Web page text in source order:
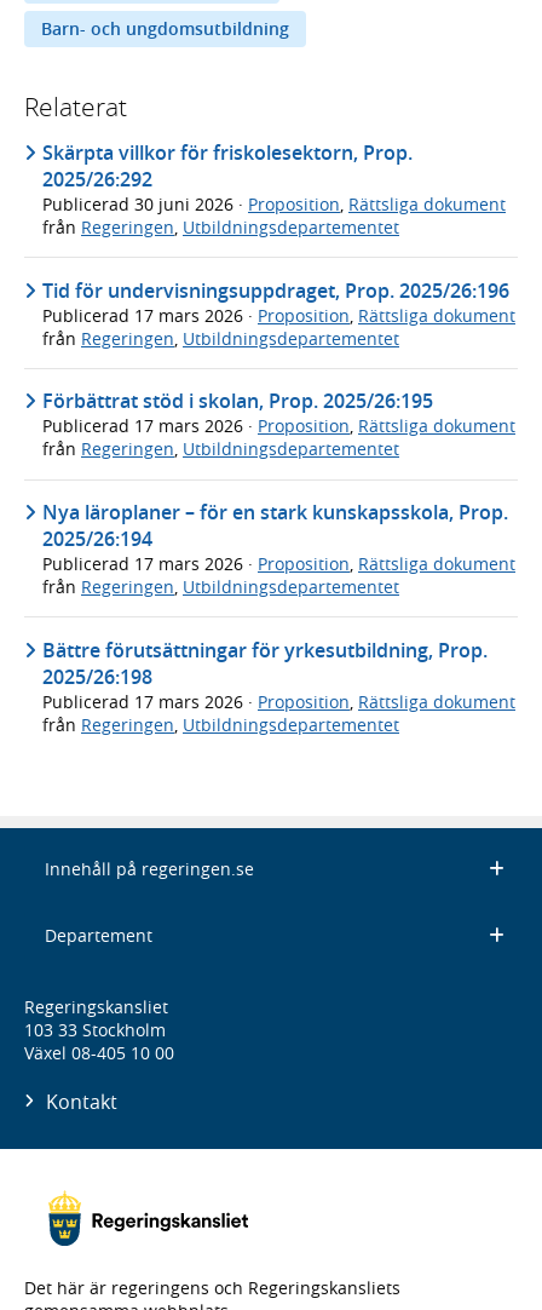
Barn- och ungdomsutbildning
Relaterat
Skärpta villkor för friskolesektorn, Prop.
2025/26:292
Publicerad 30 juni 2026 · Proposition, Rättsliga dokument
från Regeringen, Utbildningsdepartementet
Tid för undervisningsuppdraget, Prop. 2025/26:196
Publicerad 17 mars 2026 · Proposition Rättsliga dokument
från Regeringen Utbildningsdepartementet
Förbättrat stöd i skolan, Prop. 2025/26:195
Publicerad 17 mars 2026 · Proposition, Rättsliga dokument
från Regeringen, Utbildningsdepartementet
Nya läroplaner – för en stark kunskapsskola, Prop.
2025/26:194
Publicerad 17 mars 2026 · Proposition, Rättsliga dokument
från Regeringen, Utbildningsdepartementet
Bättre förutsättningar för yrkesutbildning, Prop.
2025/26:198
Publicerad 17 mars 2026 · Proposition Rättsliga dokument
från Regeringen Utbildningsdepartementet
Innehåll på regeringen.se
Departement
Regeringskansliet
103 33 Stockholm
Växel 08-405 10 00
Kontakt
Det här är regeringens och Regeringskansliets